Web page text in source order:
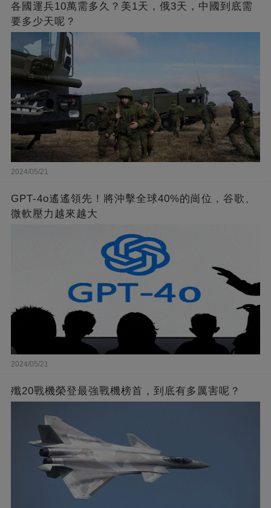
各國運兵10萬需多久？美1天，俄3天，中國到底需
要多少天呢？
2024/05/21
GPT-4o遙遙領先！將沖擊全球40%的崗位，谷歌、
微軟壓力越來越大
2024/05/21
殲20戰機榮登最強戰機榜首，到底有多厲害呢？